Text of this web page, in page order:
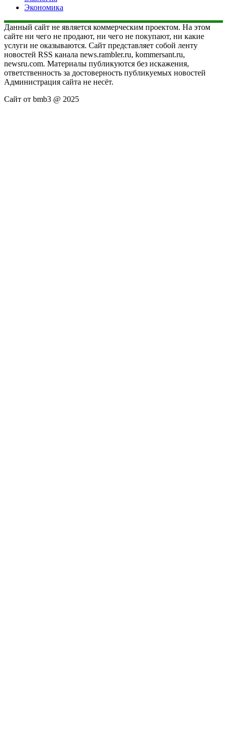
Экономика
Данный сайт не является коммерческим проектом. На этом
сайте ни чего не продают, ни чего не покупают, ни какие
услуги не оказываются. Сайт представляет собой ленту
новостей RSS канала news.rambler.ru, kommersant.ru,
newsru.com. Материалы публикуются без искажения,
ответственность за достоверность публикуемых новостей
Администрация сайта не несёт.
Сайт от bmb3 @ 2025